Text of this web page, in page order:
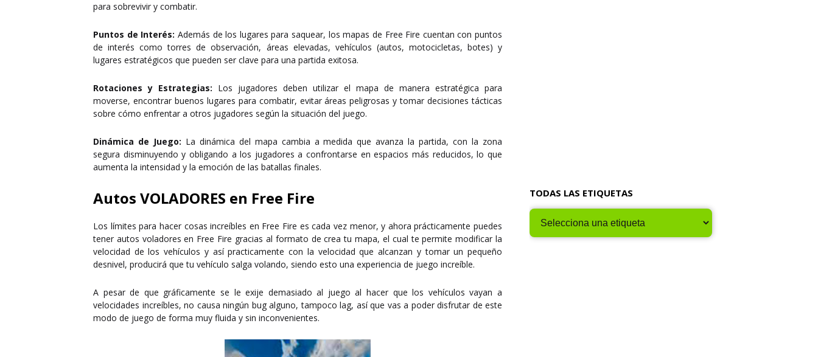
para sobrevivir y combatir.
Puntos de Interés: Además de los lugares para saquear, los mapas de Free Fire cuentan con puntos
de interés como torres de observación, áreas elevadas, vehículos (autos, motocicletas, botes) y
lugares estratégicos que pueden ser clave para una partida exitosa.
Rotaciones y Estrategias: Los jugadores deben utilizar el mapa de manera estratégica para
moverse, encontrar buenos lugares para combatir, evitar áreas peligrosas y tomar decisiones tácticas
sobre cómo enfrentar a otros jugadores según la situación del juego.
Dinámica de Juego: La dinámica del mapa cambia a medida que avanza la partida, con la zona
segura disminuyendo y obligando a los jugadores a confrontarse en espacios más reducidos, lo que
aumenta la intensidad y la emoción de las batallas finales.
Autos VOLADORES en Free Fire
Los límites para hacer cosas increíbles en Free Fire es cada vez menor, y ahora prácticamente puedes
tener autos voladores en Free Fire gracias al formato de crea tu mapa, el cual te permite modificar la
velocidad de los vehículos y así practicamente con la velocidad que alcanzan y tomar un pequeño
desnivel, producirá que tu vehículo salga volando, siendo esto una experiencia de juego increíble.
A pesar de que gráficamente se le exije demasiado al juego al hacer que los vehículos vayan a
velocidades increíbles, no causa ningún bug alguno, tampoco lag, así que vas a poder disfrutar de este
modo de juego de forma muy fluida y sin inconvenientes.
TODAS LAS ETIQUETAS